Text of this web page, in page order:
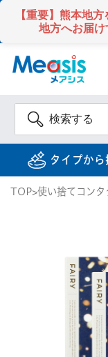
【重要】熊本地
地方へお届け
タイプから
乱視用
メア
クーパー
MYコ
TOP 使い捨てコンタ